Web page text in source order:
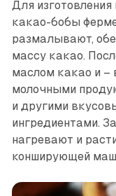
Для
какао-бобы
размалывают,
массу какао.
маслом какао и –
молочными
и другими
ингредиентами.
нагревают и
конширующей